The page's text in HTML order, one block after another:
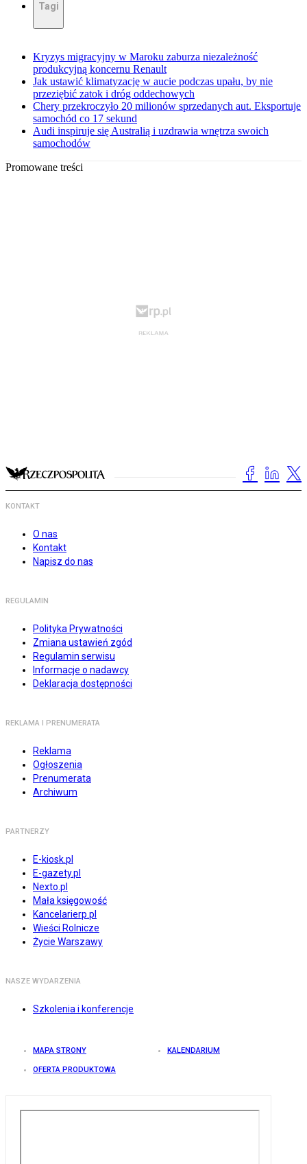
Tagi
Kryzys migracyjny w Maroku zaburza niezależność
produkcyjną koncernu Renault
Jak ustawić klimatyzację w aucie podczas upału, by nie
przeziębić zatok i dróg oddechowych
Chery przekroczyło 20 milionów sprzedanych aut. Eksportuje
samochód co 17 sekund
Audi inspiruje się Australią i uzdrawia wnętrza swoich
samochodów
Promowane treści
KONTAKT
O nas
Kontakt
Napisz do nas
REGULAMIN
Polityka Prywatności
Zmiana ustawień zgód
Regulamin serwisu
Informacje o nadawcy
Deklaracja dostępności
REKLAMA I PRENUMERATA
Reklama
Ogłoszenia
Prenumerata
Archiwum
PARTNERZY
E-kiosk.pl
E-gazety.pl
Nexto.pl
Mała księgowość
Kancelarierp.pl
Wieści Rolnicze
Życie Warszawy
NASZE WYDARZENIA
Szkolenia i konferencje
MAPA STRONY KALENDARIUM
OFERTA PRODUKTOWA